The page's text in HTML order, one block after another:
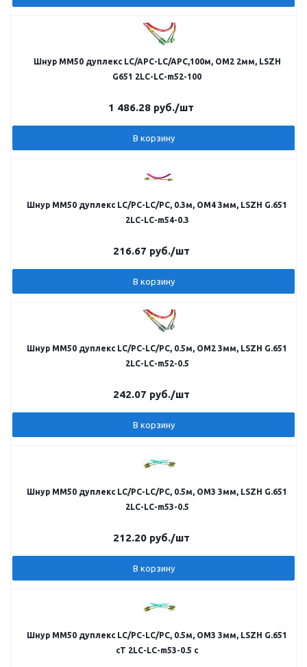
Шнур MM50 дуплекс LC/APC-LC/APC,100м, OM2 2мм, LSZH
G651 2LC-LC-m52-100
1 486.28 руб./шт
В корзину
Шнур MM50 дуплекс LC/PC-LC/PC, 0.3м, OM4 3мм, LSZH G.651
2LC-LC-m54-0.3
216.67 руб./шт
В корзину
Шнур MM50 дуплекс LC/PC-LC/PC, 0.5м, OM2 3мм, LSZH G.651
2LC-LC-m52-0.5
242.07 руб./шт
В корзину
Шнур MM50 дуплекс LC/PC-LC/PC, 0.5м, OM3 3мм, LSZH G.651
2LC-LC-m53-0.5
212.20руб./шт
В корзину
Шнур MM50 дуплекс LC/PC-LC/PC, 0.5м, OM3 3мм, LSZH G.651
cT 2LC-LC-m53-0.5 c